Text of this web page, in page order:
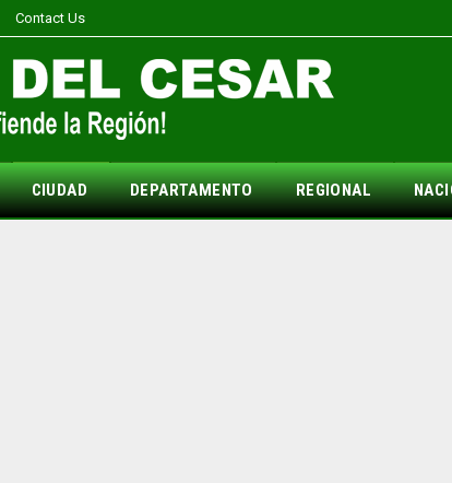
Contact Us
CIUDAD DEPARTAMENTO REGIONAL